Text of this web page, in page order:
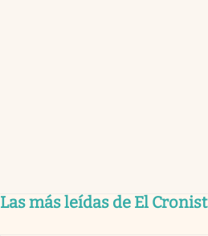
Las más leídas de El